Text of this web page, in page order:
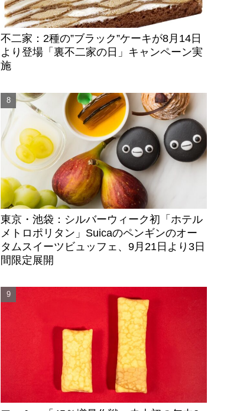
不二家：2種の”ブラック”ケーキが8月14日
より登場「裏不二家の日」キャンペーン実
施
東京・池袋：シルバーウィーク初「ホテル
メトロポリタン」Suicaのペンギンのオー
タムスイーツビュッフェ、9月21日より3日
間限定展開